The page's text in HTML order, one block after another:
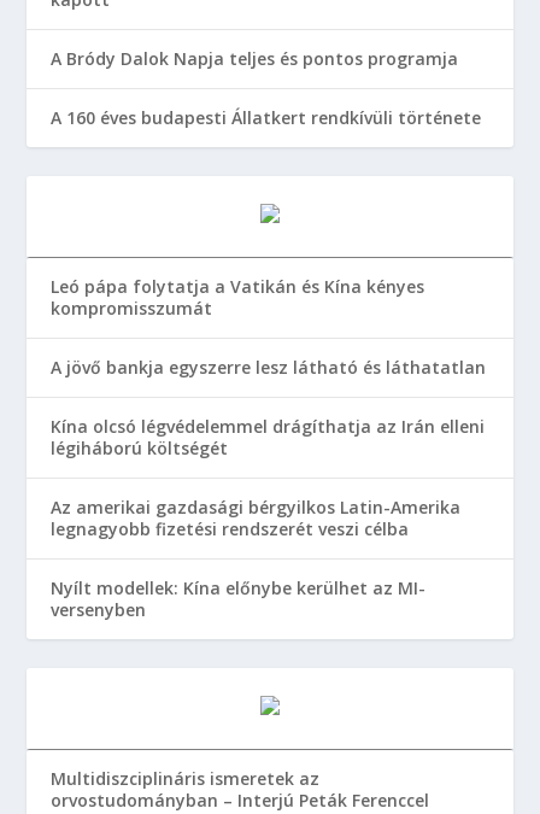
A Bródy Dalok Napja teljes és pontos programja
A 160 éves budapesti Állatkert rendkívüli története
Leó pápa folytatja a Vatikán és Kína kényes
kompromisszumát
A jövő bankja egyszerre lesz látható és láthatatlan
Kína olcsó légvédelemmel drágíthatja az Irán elleni
légiháború költségét
Az amerikai gazdasági bérgyilkos Latin-Amerika
legnagyobb fizetési rendszerét veszi célba
Nyílt modellek: Kína előnybe kerülhet az MI-
versenyben
Multidiszciplináris ismeretek az
orvostudományban – Interjú Peták Ferenccel